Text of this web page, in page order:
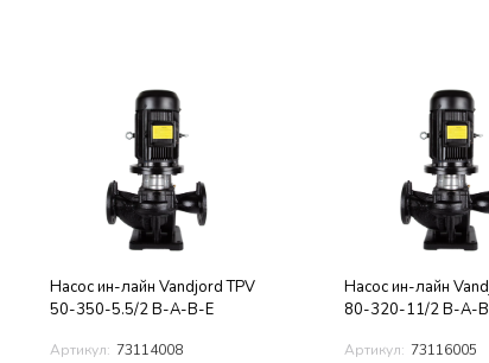
Насос ин-лайн Vandjord TPV
50-350-5.5/2 B-A-B-E
Артикул: 73114008
Насос ин-лайн
80-320-11/2 B-A-
Артикул: 73116005